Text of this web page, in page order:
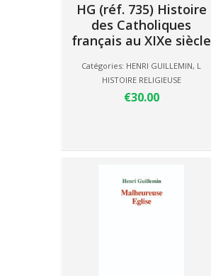
HG (réf. 735) Histoire
des Catholiques
français au XIXe siècle
Catégories: HENRI GUILLEMIN, L
HISTOIRE RELIGIEUSE
€30.00